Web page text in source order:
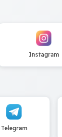
Instagram
Telegram